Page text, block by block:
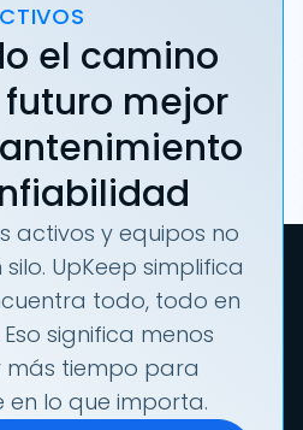
el camino
mejor
activos y equipos no
UpKeep simplifica
todo, todo en
significa menos
más tiempo para
en lo que importa.